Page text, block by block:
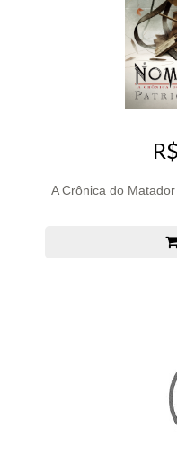
A Crônica do